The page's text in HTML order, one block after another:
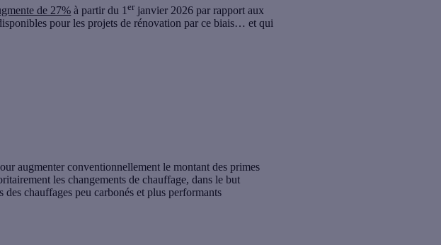
de 27% à partir du 1er janvier 2026 par rapport aux
pour les projets de rénovation par ce biais… et qui
augmenter conventionnellement le montant des primes
les changements de chauffage, dans le but
chauffages peu carbonés et plus performants